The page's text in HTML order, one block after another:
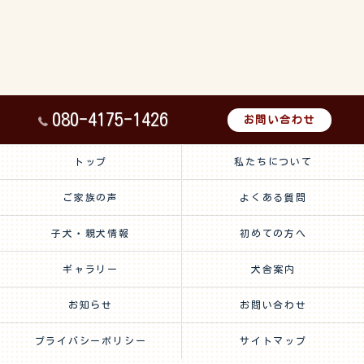
080-4175-1426 お問い合わせ
トップ 私たちについて
ご家族の声 よくある質問
子犬・親犬情報 初めての方へ
ギャラリー 犬舎案内
お知らせ お問い合わせ
プライバシーポリシー サイトマップ